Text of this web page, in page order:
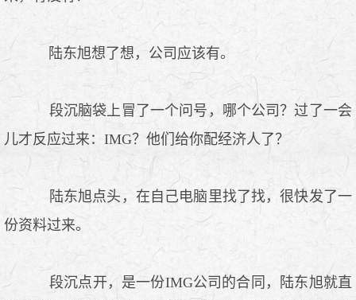
陆东旭想了想，公司应该有。
段沉脑袋上冒了一个问号，哪个公司？过了一会
儿才反应过来：IMG？他们给你配经济人了？
陆东旭点头，在自己电脑里找了找，很快发了一
份资料过来。
段沉点开，是一份IMG公司的合同，陆东旭就直